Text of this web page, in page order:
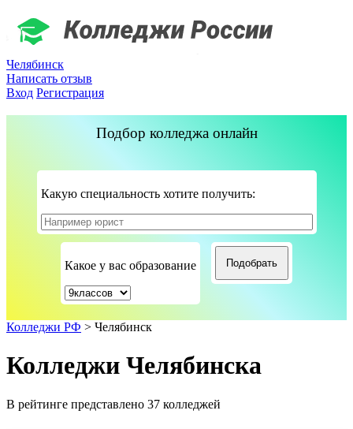
Челябинск
Написать отзыв
Вход Регистрация
Подбор колледжа онлайн
Какую специальность хотите получить:
Какое у вас образование
Колледжи РФ > Челябинск
Колледжи Челябинска
В рейтинге представлено 37 колледжей